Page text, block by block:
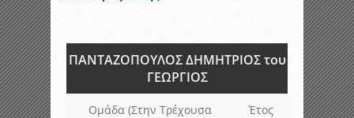
ΠΑΝΤΑΖΟΠΟΥΛΟΣ ΔΗΜΗΤΡΙΟΣ του
ΓΕΩΡΓΙΟΣ
Ομάδα (Στην Τρέχουσα
Έτος